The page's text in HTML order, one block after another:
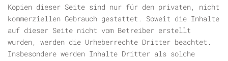
Kopien dieser Seite sind nur für den privaten, nicht
kommerziellen Gebrauch gestattet. Soweit die Inhalte
auf dieser Seite nicht vom Betreiber erstellt
wurden, werden die Urheberrechte Dritter beachtet.
Insbesondere werden Inhalte Dritter als solche